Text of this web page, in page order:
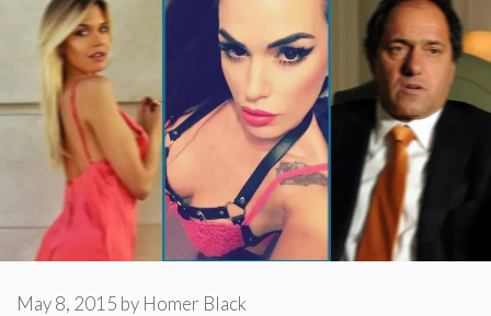
May 8, 2015 by Homer Black